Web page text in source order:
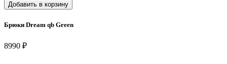
Добавить в корзину
Брюки Dream qb Green
8990 ₽